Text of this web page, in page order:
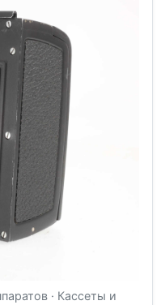
· Кассеты и